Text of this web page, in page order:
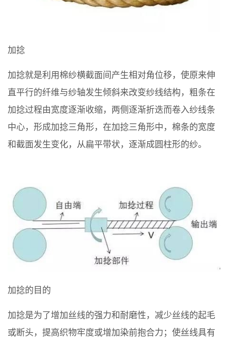
加捻
加捻就是利用棉纱横截面间产生相对角位移，使原来伸
直平行的纤维与纱轴发生倾斜来改变纱线结构，粗条在
加捻过程由宽度逐渐收缩，两侧逐渐折迭而卷入纱线条
中心，形成加捻三角形，在加捻三角形中，棉条的宽度
和截面发生变化，从扁平带状，逐渐成圆柱形的纱。
加捻的目的
加捻是为了增加丝线的强力和耐磨性，减少丝线的起毛
或断头，提高织物牢度或增加染前抱合力；使丝线具有